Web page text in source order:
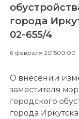
города
02-655/4
6 февраля 201500:00
О внесении
заместителя
городского
города